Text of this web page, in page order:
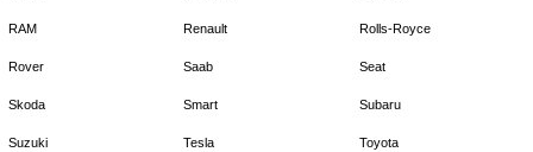
RAM Renault Rolls-Royce
Rover Saab Seat
Skoda Smart Subaru
Suzuki Tesla Toyota